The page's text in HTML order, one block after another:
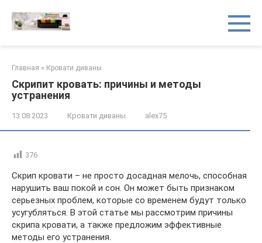
контенту
Главная » Кровати диваны
Скрипит кровать: причины и методы
устранения
13.08.2023 Кровати диваны alex75
376
Скрип кровати – не просто досадная мелочь, способная
нарушить ваш покой и сон. Он может быть признаком
серьезных проблем, которые со временем будут только
усугубляться. В этой статье мы рассмотрим причины
скрипа кровати, а также предложим эффективные
методы его устранения.